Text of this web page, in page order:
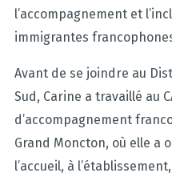
l’accompagnement et
immigrantes
Avant de se joindre au
Sud, Carine a travaillé au
d’accompagnement
Grand Moncton, où elle a
l’accueil, à